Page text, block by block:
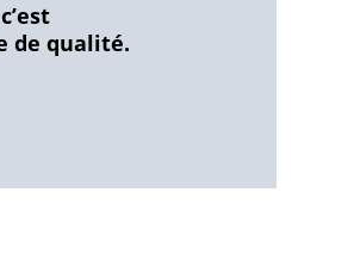
de qualité.